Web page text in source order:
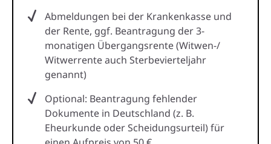
Abmeldungen bei der Krankenkasse und
der Rente, ggf. Beantragung der 3-
monatigen Übergangsrente (Witwen-/
Witwerrente auch Sterbevierteljahr
genannt)
Optional: Beantragung fehlender
Dokumente in Deutschland (z. B.
Eheurkunde oder Scheidungsurteil) für